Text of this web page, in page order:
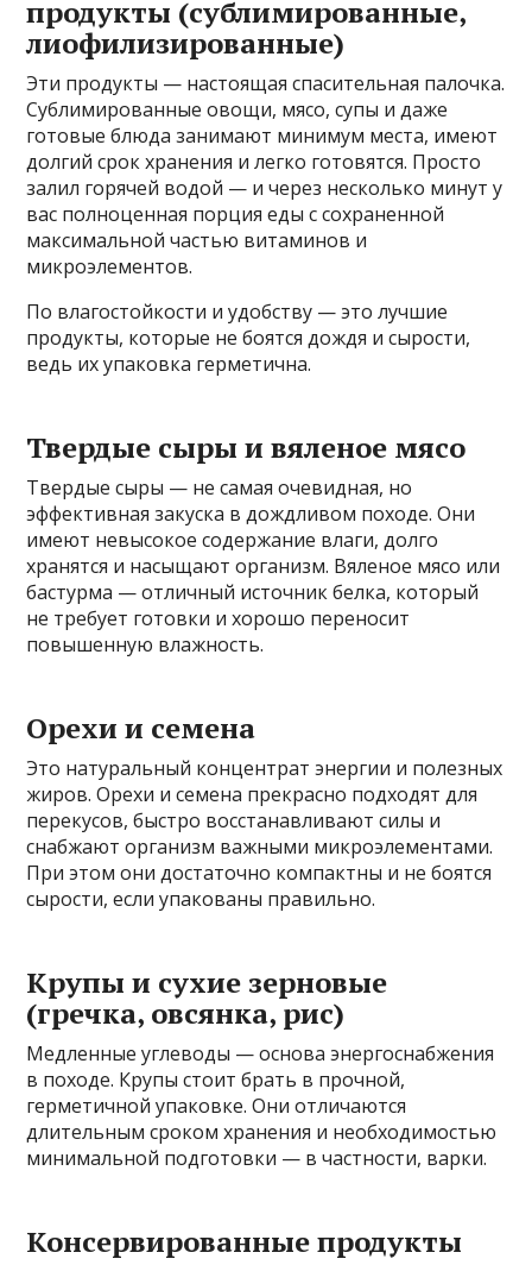
продукты (сублимированные,
лиофилизированные)
Эти продукты — настоящая спасительная палочка.
Сублимированные овощи, мясо, супы и даже
готовые блюда занимают минимум места, имеют
долгий срок хранения и легко готовятся. Просто
залил горячей водой — и через несколько минут у
вас полноценная порция еды с сохраненной
максимальной частью витаминов и
микроэлементов.
По влагостойкости и удобству — это лучшие
продукты, которые не боятся дождя и сырости,
ведь их упаковка герметична.
Твердые сыры и вяленое мясо
Твердые сыры — не самая очевидная, но
эффективная закуска в дождливом походе. Они
имеют невысокое содержание влаги, долго
хранятся и насыщают организм. Вяленое мясо или
бастурма — отличный источник белка, который
не требует готовки и хорошо переносит
повышенную влажность.
Орехи и семена
Это натуральный концентрат энергии и полезных
жиров. Орехи и семена прекрасно подходят для
перекусов, быстро восстанавливают силы и
снабжают организм важными микроэлементами.
При этом они достаточно компактны и не боятся
сырости, если упакованы правильно.
Крупы и сухие зерновые
(гречка, овсянка, рис)
Медленные углеводы — основа энергоснабжения
в походе. Крупы стоит брать в прочной,
герметичной упаковке. Они отличаются
длительным сроком хранения и необходимостью
минимальной подготовки — в частности, варки.
Консервированные продукты